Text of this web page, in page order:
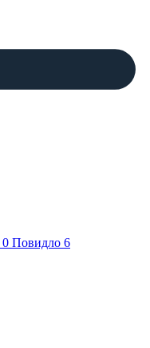
0 Повидло 6